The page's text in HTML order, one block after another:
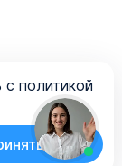
с политикой